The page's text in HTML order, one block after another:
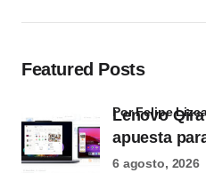
Featured Posts
Lenovo
apuesta
por Felipe
6 agosto, 2026